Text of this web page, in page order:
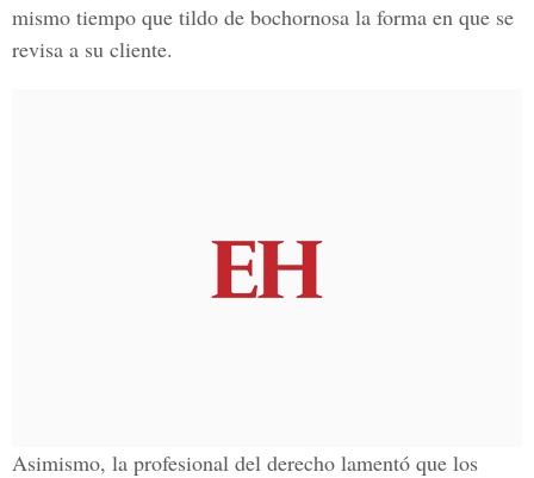
mismo tiempo que tildo de bochornosa la forma en que se
revisa a su cliente.
Asimismo, la profesional del derecho lamentó que los